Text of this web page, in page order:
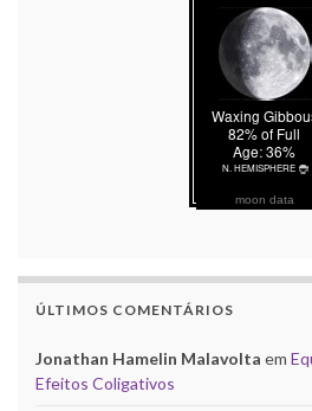
moon data
ÚLTIMOS COMENTÁRIOS
Jonathan Hamelin Malavolta em
Efeitos Coligativos